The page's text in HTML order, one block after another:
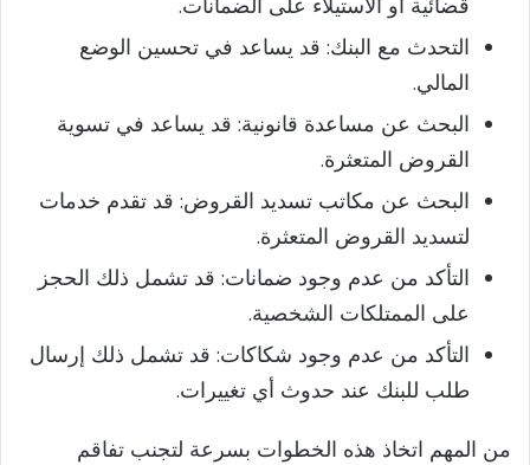
التحدث مع البنك: قد يساعد في تحسين الوضع
المالي.
البحث عن مساعدة قانونية: قد يساعد في تسوية
القروض المتعثرة.
البحث عن مكاتب تسديد القروض: قد تقدم خدمات
لتسديد القروض المتعثرة.
التأكد من عدم وجود ضمانات: قد تشمل ذلك الحجز
على الممتلكات الشخصية.
التأكد من عدم وجود شكاكات: قد تشمل ذلك إرسال
طلب للبنك عند حدوث أي تغييرات.
من المهم اتخاذ هذه الخطوات بسرعة لتجنب تفاقم